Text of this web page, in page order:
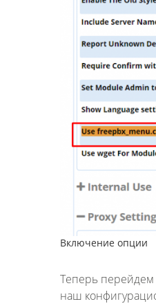
Включение опции
Теперь
наш